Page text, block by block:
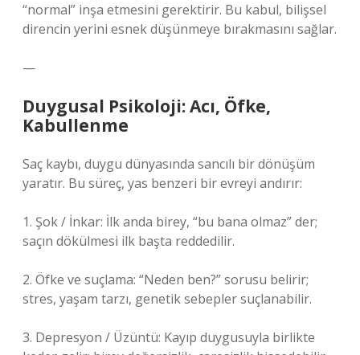
“normal” inşa etmesini gerektirir. Bu kabul, bilişsel
direncin yerini esnek düşünmeye bırakmasını sağlar.
—
Duygusal Psikoloji: Acı, Öfke,
Kabullenme
Saç kaybı, duygu dünyasında sancılı bir dönüşüm
yaratır. Bu süreç, yas benzeri bir evreyi andırır:
1. Şok / İnkar: İlk anda birey, “bu bana olmaz” der;
saçın dökülmesi ilk başta reddedilir.
2. Öfke ve suçlama: “Neden ben?” sorusu belirir;
stres, yaşam tarzı, genetik sebepler suçlanabilir.
3. Depresyon / Üzüntü: Kayıp duygusuyla birlikte